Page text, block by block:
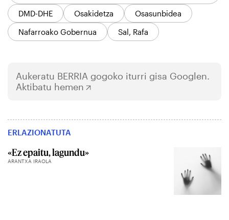
DMD-DHE Osakidetza
Osasunbidea
Nafarroako Gobernua
Sal, Rafa
Aukeratu BERRIA gogoko iturri gisa Googlen.
Aktibatu hemen
ERLAZIONATUTA
«Ez epaitu, lagundu»
ARANTXA IRAOLA